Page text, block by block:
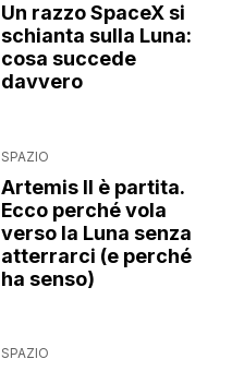
Un razzo SpaceX si
schianta sulla Luna:
cosa succede
davvero
SPAZIO
Artemis II è partita.
Ecco perché vola
verso la Luna senza
atterrarci (e perché
ha senso)
SPAZIO